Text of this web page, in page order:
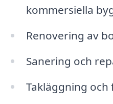
kommersiella
Renovering av
Sanering och
Takläggning